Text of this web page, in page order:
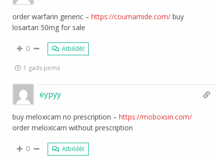
order warfarin generic –https://coumamide.com/ buy
losartan 50mg for sale
0 Atbildēt
1 gads pirms
eypyy
buy meloxicam no prescription –https://moboxsin.com/
order meloxicam without prescription
0 Atbildēt